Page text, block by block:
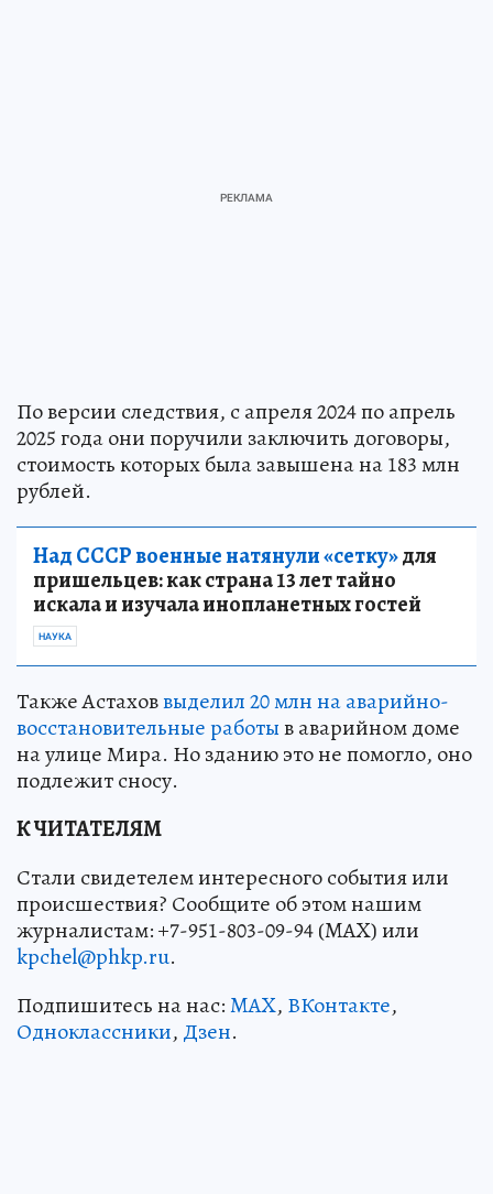
По версии следствия, с апреля 2024 по апрель
2025 года они поручили заключить договоры,
стоимость которых была завышена на 183 млн
рублей.
Над СССР военные натянули «сетку»для
пришельцев: как страна 13 лет тайно
искала и изучала инопланетных гостей
НАУКА
Также Астаховвыделил 20 млн на аварийно-
восстановительные работыв аварийном доме
на улице Мира. Но зданию это не помогло, оно
подлежит сносу.
К ЧИТАТЕЛЯМ
Стали свидетелем интересного события или
происшествия? Сообщите об этом нашим
журналистам: +7-951-803-09-94 (MAX) или
kpchel@phkp.ru.
Подпишитесь на нас:MAX, ВКонтакте,
Одноклассники, Дзен.